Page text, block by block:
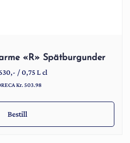
Bestill
«R» Spätburgunder
,- /0,75 L cl
Kr. 503.98